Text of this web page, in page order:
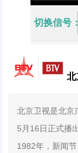
切换信号：
北京卫视是北京
5月16日正式播
1982年，新闻